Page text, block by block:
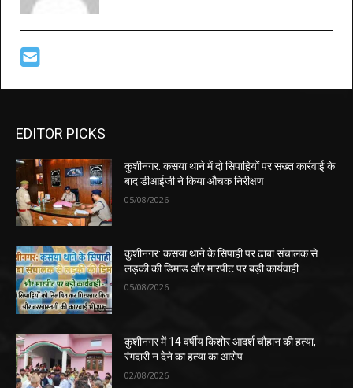
EDITOR PICKS
कुशीनगर: कसया थाने में दो सिपाहियों पर सख्त कार्रवाई के
बाद डीआईजी ने किया औचक निरीक्षण
05/08/2026
कुशीनगर: कसया थाने के सिपाही पर ढाबा संचालक से
लड़की की डिमांड और मारपीट पर बड़ी कार्यवाही
05/08/2026
कुशीनगर में 14 वर्षीय किशोर आदर्श चौहान की हत्या,
रंगदारी न देने का हत्या का आरोप
02/08/2026